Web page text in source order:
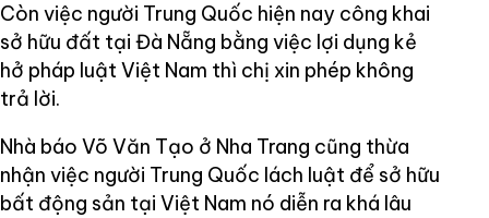
Còn việc người Trung Quốc hiện nay công khai
sở hữu đất tại Đà Nẵng bằng việc lợi dụng kẻ
hở pháp luật Việt Nam thì chị xin phép không
trả lời.
Nhà báo Võ Văn Tạo ở Nha Trang cũng thừa
nhận việc người Trung Quốc lách luật để sở hữu
bất động sản tại Việt Nam nó diễn ra khá lâu